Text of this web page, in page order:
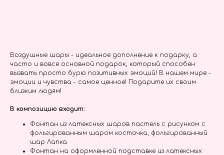
Воздушные шары - идеальное дополнение к подарку, а
часто и вовсе основной подарок, который способен
вызвать просто бурю позитивных эмоций! В нашем мире -
эмоции и чувства - самое ценное! Подарите их своим
близким людям!
В композицию входит:
Фонтан из латексных шаров пастель с рисунком с
фольгированным шаром косточка, фольгированный
шар Лапка
Фонтан на оформленной подставке из латексных